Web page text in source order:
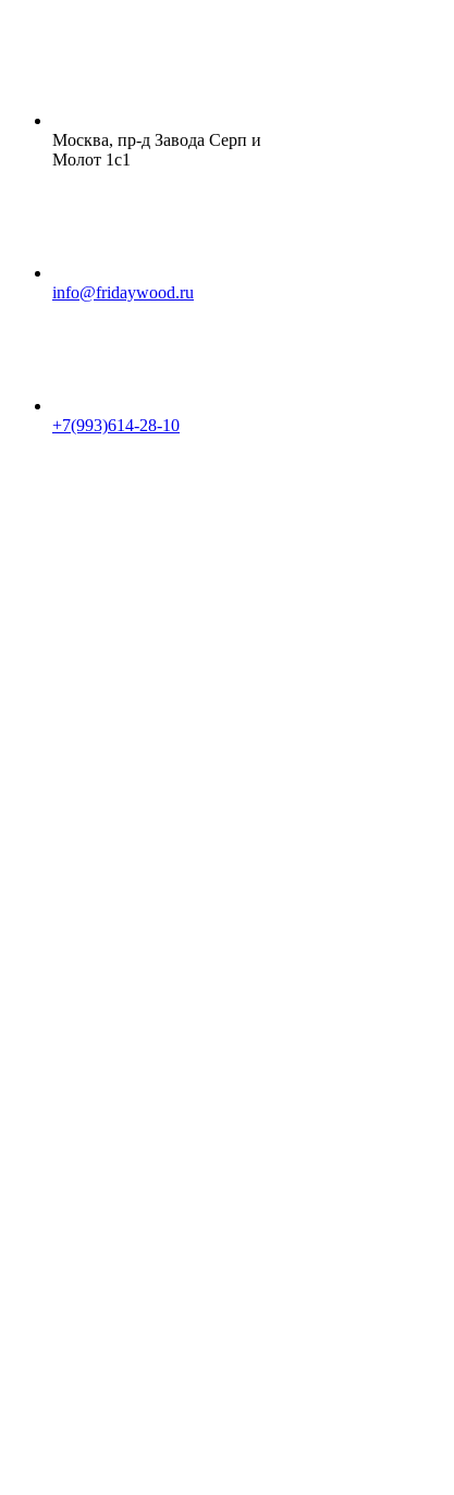
Москва, пр-д Завода Серп и
Молот 1с1
info@fridaywood.ru
+7(993)614-28-10